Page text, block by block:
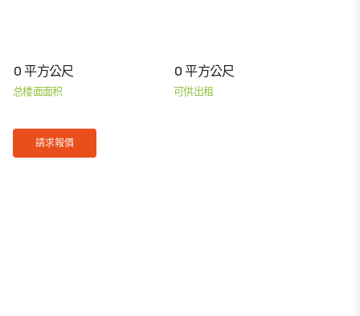
0 平方公尺
总楼面面积
0 平方公尺
可供出租
請求報價